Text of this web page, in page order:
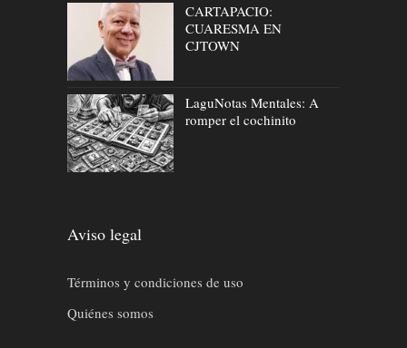
CARTAPACIO:
CUARESMA EN
CJTOWN
LaguNotas Mentales: A
romper el cochinito
Aviso legal
Términos y condiciones de uso
Quiénes somos